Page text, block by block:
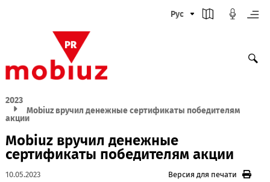
Рус
2023
Mobiuz вручил денежные сертификаты победителям
акции
Mobiuz вручил денежные
сертификаты победителям акции